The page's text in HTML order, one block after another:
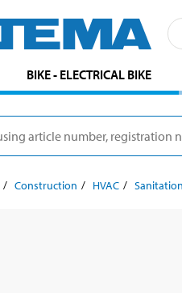
BIKE - ELECTRICAL BIKE
Construction HVAC